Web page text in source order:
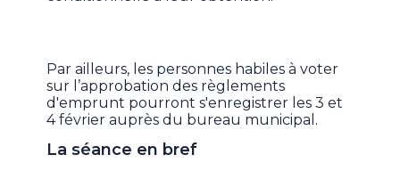
Par ailleurs, les personnes habiles à voter
sur l’approbation des règlements
d'emprunt pourront s'enregistrer les 3 et
4 février auprès du bureau municipal.
La séance en bref